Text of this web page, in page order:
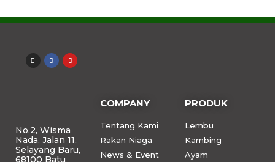
No.2, Wisma
Nada, Jalan 11,
Selayang Baru,
68100 Batu
COMPANY
Tentang Kami
Rakan Niaga
News & Event
PRODUK
Lembu
Kambing
Ayam